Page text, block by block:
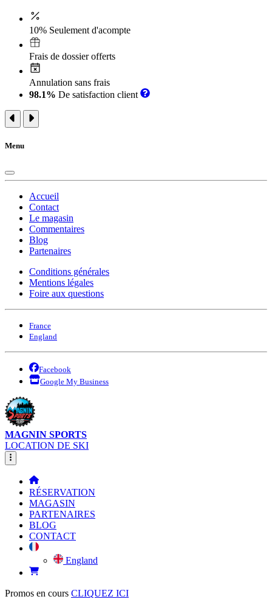
10% Seulement d'acompte
Frais de dossier offerts
Annulation sans frais
98.1% De satisfaction client
Menu
Accueil
Contact
Le magasin
Commentaires
Blog
Partenaires
Conditions générales
Mentions légales
Foire aux questions
France
England
Facebook
Google My Business
MAGNIN SPORTS
LOCATION DE SKI
RÉSERVATION
MAGASIN
PARTENAIRES
BLOG
CONTACT
England
Promos en cours CLIQUEZ ICI